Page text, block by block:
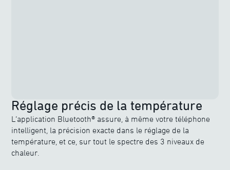
Réglage précis de la température
L’application Bluetooth® assure, à même votre téléphone
intelligent, la précision exacte dans le réglage de la
température, et ce, sur tout le spectre des 3 niveaux de
chaleur.